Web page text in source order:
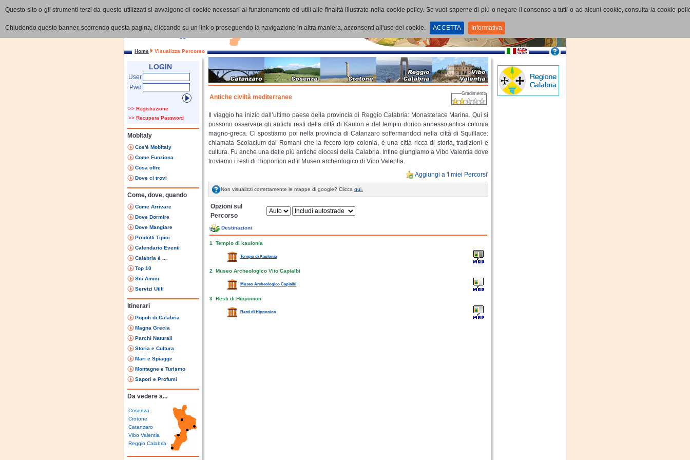
Questo sito o gli strumenti terzi da questo utilizzati si avvalgono di cookie necessari al funzionamento ed utili alle finalità illustrate nella cookie policy. Se vuoi saperne di più o negare il consenso a tutti o ad alcuni cookie, consulta la cookie
Chiudendo questo banner, scorrendo questa pagina, cliccando su un link o proseguendo la navigazione in altra maniera, acconsenti all'uso dei cookie. ACCETTA Informativa
Home Visualizza Percorso
LOGIN
User
Pwd
>> Registrazione
>> Recupera Password
MobItaly
Cos'è MobItaly
Come Funziona
Cosa offre
Dove ci trovi
Come, dove, quando
Come Arrivare
Dove Dormire
Dove Mangiare
Prodotti Tipici
Calendario Eventi
Calabria è ...
Top 10
Siti Amici
Servizi Utili
Itinerari
Popoli di Calabria
Magna Grecia
Parchi Naturali
Storia e Cultura
Mari e Spiagge
Montagne e Turismo
Sapori e Profumi
Da vedere a...
Cosenza
Crotone
Catanzaro
Vibo Valentia
Reggio Calabria
Antiche civiltà mediterranee Gradimento
Il viaggio ha inizio dall’ultimo paese della provincia di Reggio Calabria: Monasterace Marina. Qui si
possono osservare gli antichi resti della città di Kaulon e del tempio dorico annesso,antica colonia
magno-greca. Ci spostiamo poi nella provincia di Catanzaro soffermandoci nella città di Squillace:
chiamata Scolacium dai Romani che la fecero loro colonia, è una città ricca di storia, tradizioni e
cultura. Fu anche una delle più antiche diocesi della Calabria. Infine giungiamo a Vibo Valentia dove
troviamo i resti di Hipponion ed il Museo archeologico di Vibo Valentia.
Aggiungi a 'I miei Percorsi'
Non visualizzi correttamente le mappe di google? Clicca qui.
Opzioni sul
Percorso
Destinazioni
1 Tempio di kaulonia
Tempio di Kaulonia
2 Museo Archeologico Vito Capialbi
Museo Archeologico Capialbi
3 Resti di Hipponion
Resti di Hipponion